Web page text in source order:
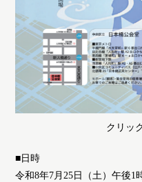
クリッ
■日時
令和8年7月25日（土）午後1